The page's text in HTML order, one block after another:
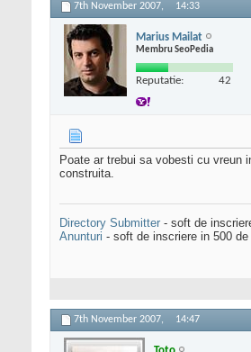
7th November 2007, 14:33
Marius Mailat
Membru SeoPedia
Reputatie: 42
Poate ar trebui sa vobesti cu vreun
construita.
Directory Submitter - soft de
Anunturi - soft de inscriere in 500
7th November 2007, 14:47